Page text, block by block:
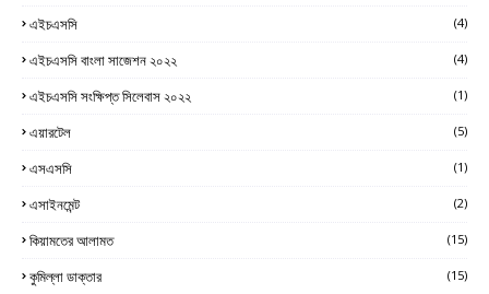
এইচএসসি (4)
এইচএসসি বাংলা সাজেশন ২০২২ (4)
এইচএসসি সংক্ষিপ্ত সিলেবাস ২০২২ (1)
এয়ারটেল (5)
এসএসসি (1)
এসাইনমেন্ট (2)
কিয়ামতের আলামত (15)
কুমিল্লা ডাক্তার (15)